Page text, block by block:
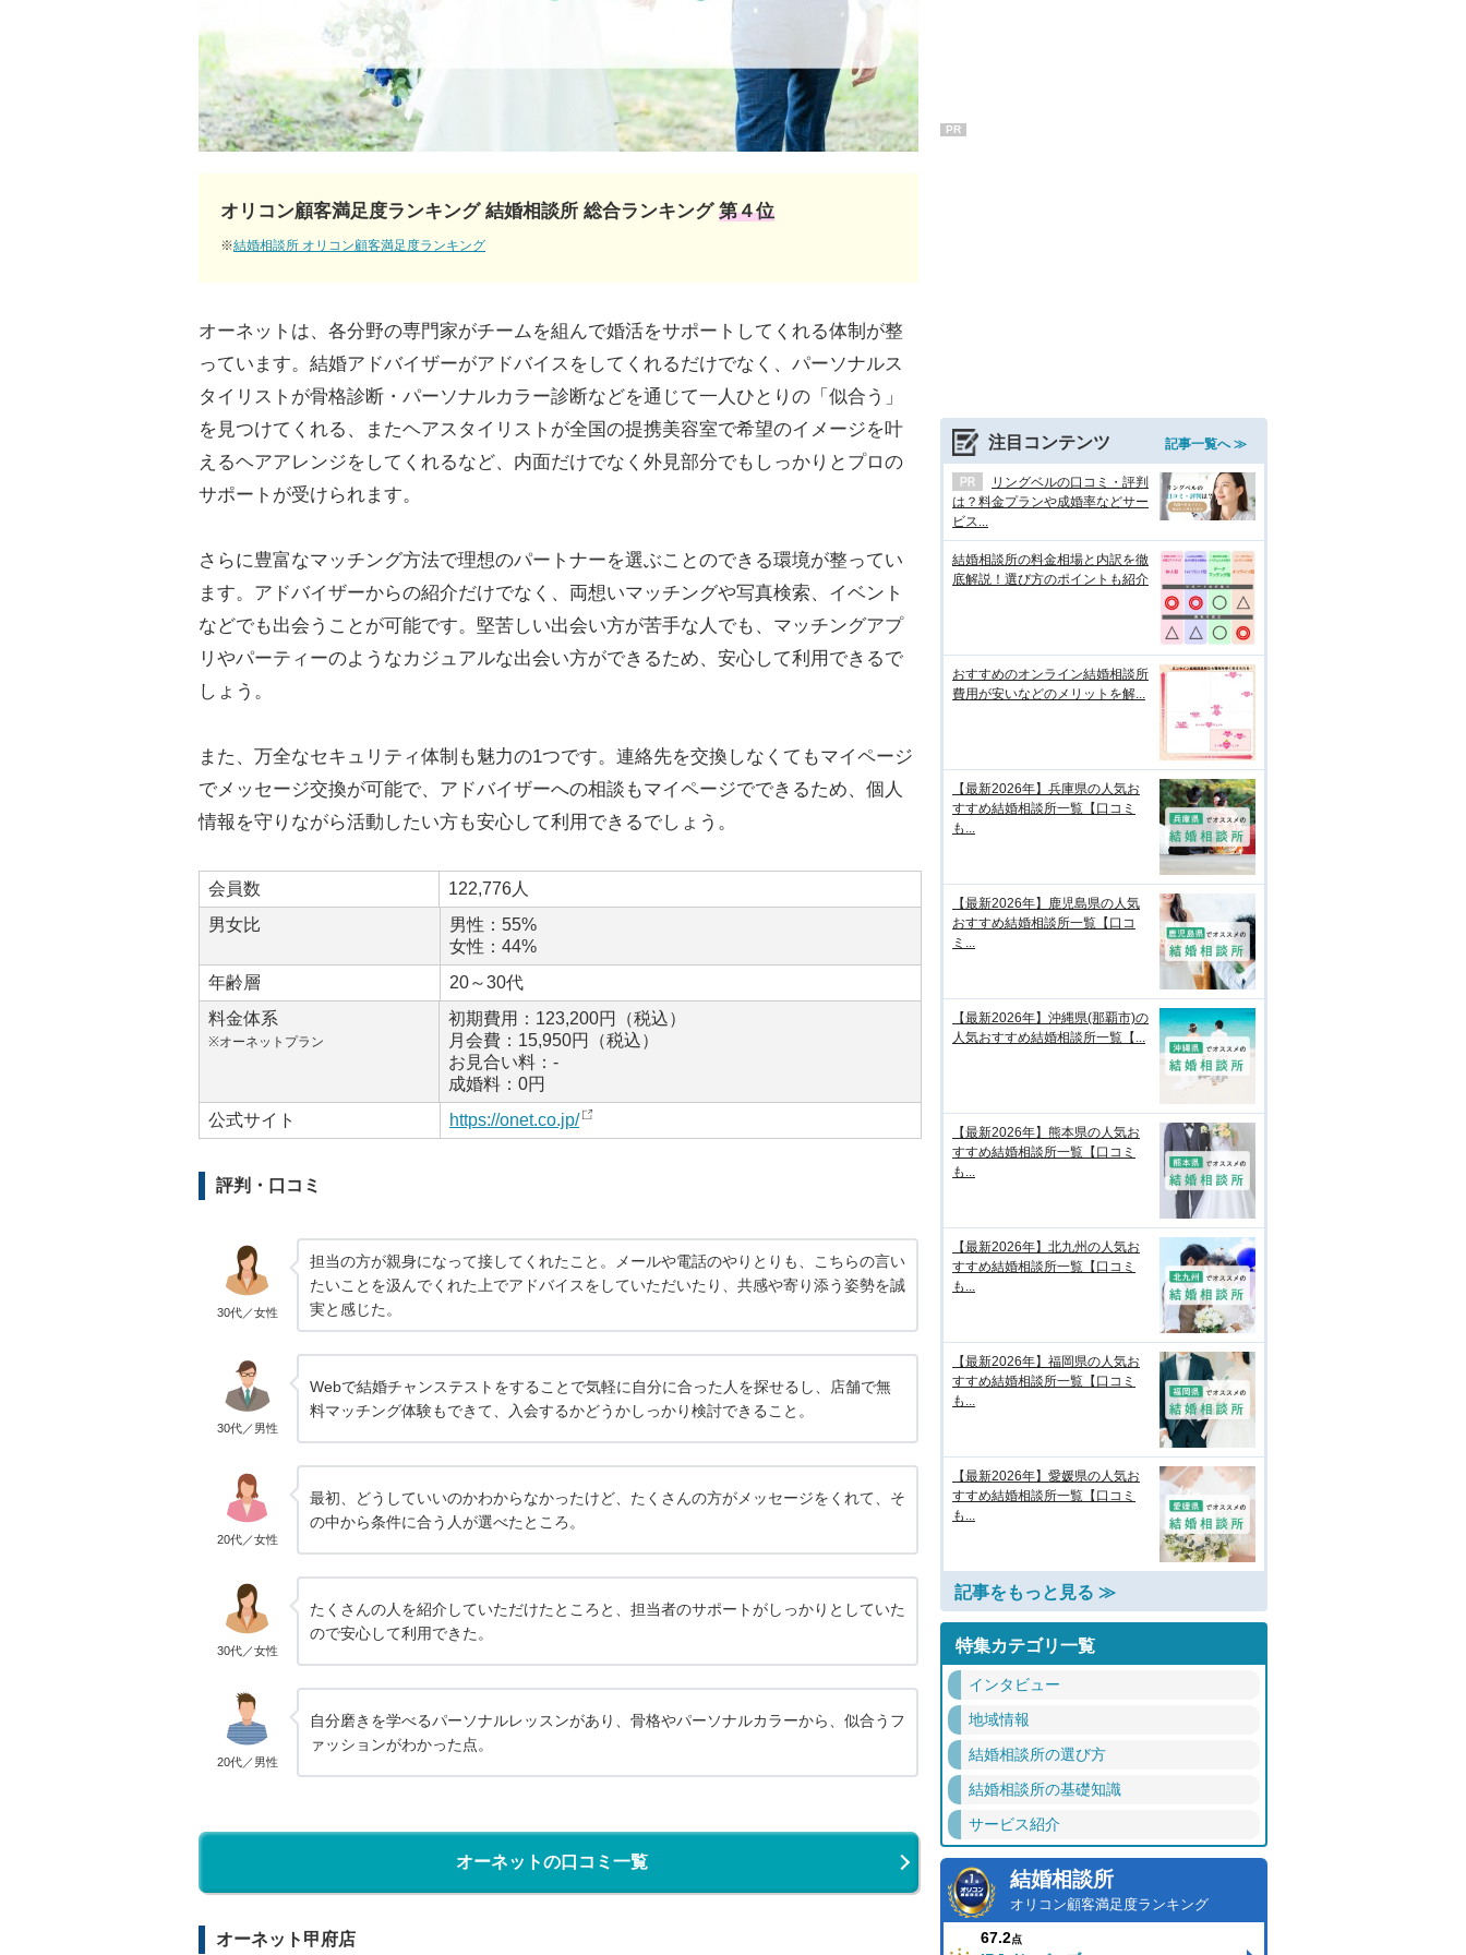
オリコン顧客満足度ランキング 結婚相談所 総合ランキング 第４位
※結婚相談所 オリコン顧客満足度ランキング
オーネットは、各分野の専門家がチームを組んで婚活をサポートしてくれる体制が整
っています。結婚アドバイザーがアドバイスをしてくれるだけでなく、パーソナルス
タイリストが骨格診断・パーソナルカラー診断などを通じて一人ひとりの「似合う」
を見つけてくれる、またヘアスタイリストが全国の提携美容室で希望のイメージを叶
えるヘアアレンジをしてくれるなど、内面だけでなく外見部分でもしっかりとプロの
サポートが受けられます。
さらに豊富なマッチング方法で理想のパートナーを選ぶことのできる環境が整ってい
ます。アドバイザーからの紹介だけでなく、両想いマッチングや写真検索、イベント
などでも出会うことが可能です。堅苦しい出会い方が苦手な人でも、マッチングアプ
リやパーティーのようなカジュアルな出会い方ができるため、安心して利用できるで
しょう。
また、万全なセキュリティ体制も魅力の1つです。連絡先を交換しなくてもマイページ
でメッセージ交換が可能で、アドバイザーへの相談もマイページでできるため、個人
情報を守りながら活動したい方も安心して利用できるでしょう。
会員数
122,776人
男女比
男性：55%
女性：44%
年齢層
20～30代
料金体系
※オーネットプラン
初期費用：123,200円（税込）
月会費：15,950円（税込）
お見合い料：-
成婚料：0円
公式サイト
https://onet.co.jp/
評判・口コミ
30代／女性
担当の方が親身になって接してくれたこと。メールや電話のやりとりも、こちらの言い
たいことを汲んでくれた上でアドバイスをしていただいたり、共感や寄り添う姿勢を誠
実と感じた。
30代／男性
Webで結婚チャンステストをすることで気軽に自分に合った人を探せるし、店舗で無
料マッチング体験もできて、入会するかどうかしっかり検討できること。
20代／女性
最初、どうしていいのかわからなかったけど、たくさんの方がメッセージをくれて、そ
の中から条件に合う人が選べたところ。
30代／女性
たくさんの人を紹介していただけたところと、担当者のサポートがしっかりとしていた
ので安心して利用できた。
20代／男性
自分磨きを学べるパーソナルレッスンがあり、骨格やパーソナルカラーから、似合うフ
ァッションがわかった点。
オーネットの口コミ一覧
オーネット甲府店
PR
注目コンテンツ 記事一覧へ ≫
リングベルの口コミ・評判
は？料金プランや成婚率などサー
ビス...
結婚相談所の料金相場と内訳を徹
底解説！選び方のポイントも紹介
おすすめのオンライン結婚相談所
費用が安いなどのメリットを解...
【最新2026年】兵庫県の人気お
すすめ結婚相談所一覧【口コミ
も...
【最新2026年】鹿児島県の人気
おすすめ結婚相談所一覧【口コ
ミ...
【最新2026年】沖縄県(那覇市)の
人気おすすめ結婚相談所一覧【...
【最新2026年】熊本県の人気お
すすめ結婚相談所一覧【口コミ
も...
【最新2026年】北九州の人気お
すすめ結婚相談所一覧【口コミ
も...
【最新2026年】福岡県の人気お
すすめ結婚相談所一覧【口コミ
も...
【最新2026年】愛媛県の人気お
すすめ結婚相談所一覧【口コミ
も...
記事をもっと見る ≫
特集カテゴリ一覧
インタビュー
地域情報
結婚相談所の選び方
結婚相談所の基礎知識
サービス紹介
結婚相談所
オリコン顧客満足度ランキング
67.2点